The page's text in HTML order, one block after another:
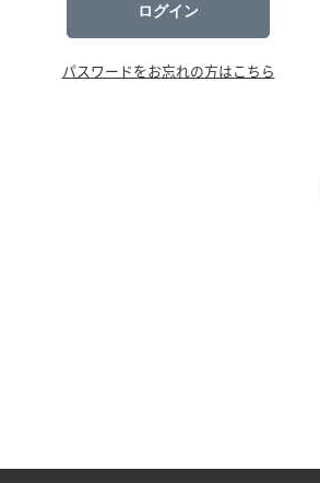
ログイン
パスワードをお忘れの方はこちら